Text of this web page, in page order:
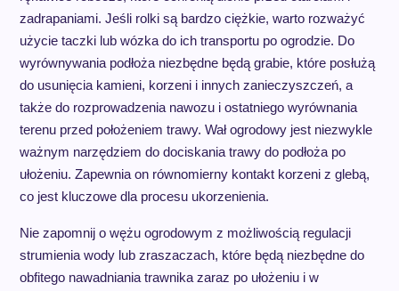
zadrapaniami. Jeśli rolki są bardzo ciężkie, warto rozważyć
użycie taczki lub wózka do ich transportu po ogrodzie. Do
wyrównywania podłoża niezbędne będą grabie, które posłużą
do usunięcia kamieni, korzeni i innych zanieczyszczeń, a
także do rozprowadzenia nawozu i ostatniego wyrównania
terenu przed położeniem trawy. Wał ogrodowy jest niezwykle
ważnym narzędziem do dociskania trawy do podłoża po
ułożeniu. Zapewnia on równomierny kontakt korzeni z glebą,
co jest kluczowe dla procesu ukorzenienia.
Nie zapomnij o wężu ogrodowym z możliwością regulacji
strumienia wody lub zraszaczach, które będą niezbędne do
obfitego nawadniania trawnika zaraz po ułożeniu i w